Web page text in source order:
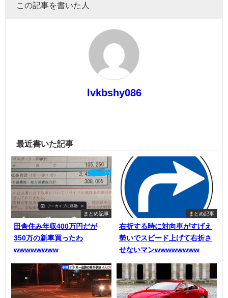
この記事を書いた人
lvkbshy086
最近書いた記事
まとめ記事
田舎住み年収400万円だが
350万の新車買ったわ
wwwwwwww
まとめ記事
右折する時に対向車がすげえ
勢いでスピード上げて右折さ
せないマンwwwwwwww